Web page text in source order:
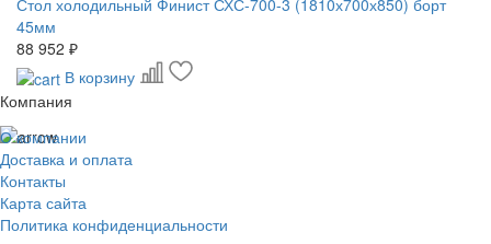
Стол холодильный Финист СХС-700-3 (1810х700х850) борт
45мм
88 952 ₽
В корзину
Компания
О компании
Доставка и оплата
Контакты
Карта сайта
Политика конфиденциальности